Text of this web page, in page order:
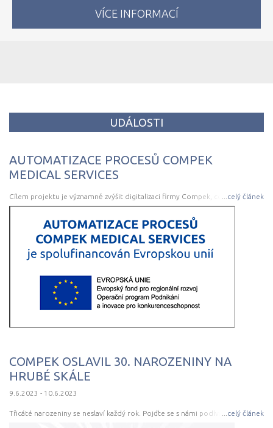
VÍCE INFORMACÍ
UDÁLOSTI
AUTOMATIZACE PROCESŮ COMPEK
MEDICAL SERVICES
Cílem projektu je významně zvýšit digitalizaci firmy Compek, což povede ke
zvýšení její efektivity a následně i konkurenceschopnosti. V rámci projektu
bude implementováno významné rozšíření firemního systému o 8 modulů
spojených se službami poskytovanými Compek a také návaznými interními
procesy.
celý článek
COMPEK OSLAVIL 30. NAROZENINY NA
HRUBÉ SKÁLE
9.6.2023 - 10.6.2023
Třicáté narozeniny se neslaví každý rok. Pojďte se s námi podívat nacelý článek